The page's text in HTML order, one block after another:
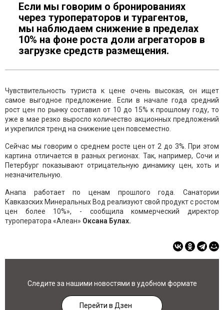
Если мы говорим о бронированиях
через туроператоров и турагентов,
мы наблюдаем снижение в пределах
10% на фоне роста доли агрегаторов в
загрузке средств размещения.
Чувствительность туриста к цене очень высокая, он ищет
самое выгодное предложение. Если в начале года средний
рост цен по рынку составил от 10 до 15% к прошлому году, то
уже в мае резко выросло количество акционных предложений
и укрепился тренд на снижение цен повсеместно.
Сейчас мы говорим о среднем росте цен от 2 до 3%. При этом
картина отличается в разных регионах. Так, например, Сочи и
Петербург показывают отрицательную динамику цен, хоть и
незначительную.
Анапа работает по ценам прошлого года. Санатории
Кавказских Минеральных Вод реализуют свой продукт с ростом
цен более 10%», - сообщила коммерческий директор
туроператора «Алеан» Оксана Булах.
Следите за нашими новостями в удобном формате
Перейти в Дзен